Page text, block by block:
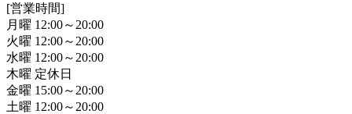
[営業時間]
月曜 12:00～20:00
火曜 12:00～20:00
水曜 12:00～20:00
木曜 定休日
金曜 15:00～20:00
土曜 12:00～20:00